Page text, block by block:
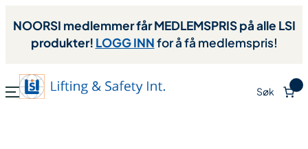
NOORSI medlemmer får MEDLEMSPRIS på alle LSI
produkter! LOGG INNfor å få medlemspris!
Søk